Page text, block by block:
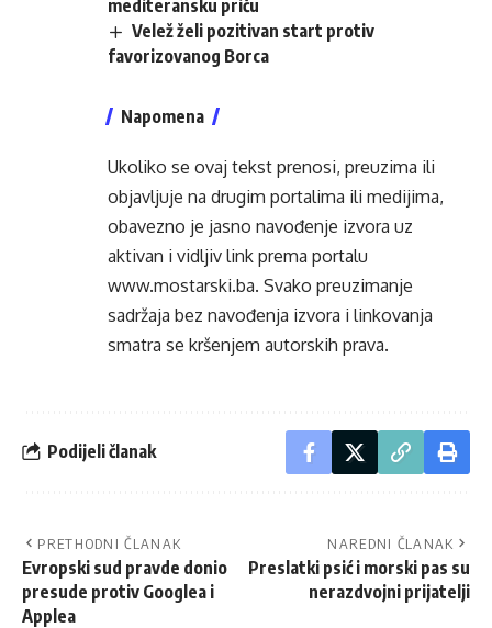
mediteransku priču
Velež želi pozitivan start protiv
favorizovanog Borca
Napomena
Ukoliko se ovaj tekst prenosi, preuzima ili
objavljuje na drugim portalima ili medijima,
obavezno je jasno navođenje izvora uz
aktivan i vidljiv link prema portalu
www.mostarski.ba. Svako preuzimanje
sadržaja bez navođenja izvora i linkovanja
smatra se kršenjem autorskih prava.
Podijeli članak
PRETHODNI ČLANAK
Evropski sud pravde donio
presude protiv Googlea i
Applea
NAREDNI ČLANAK
Preslatki psić i morski pas su
nerazdvojni prijatelji